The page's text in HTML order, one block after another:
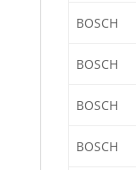
BOSCH
BOSCH
BOSCH
BOSCH